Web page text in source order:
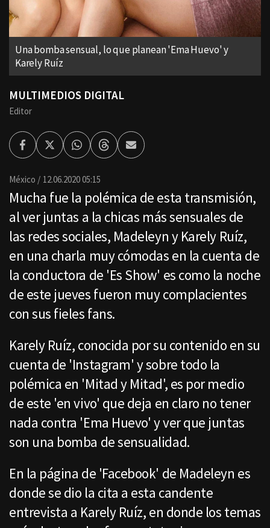
Una bomba sensual, lo que planean 'Ema Huevo' y
Karely Ruíz
MULTIMEDIOS DIGITAL
Editor
FacebookTwitterWhatsappThreadsEnviar
por
México 12.06.2020 05:15
Mucha fue la polémica de esta transmisión,
al ver juntas a la chicas más sensuales de
las redes sociales, Madeleyn y Karely Ruíz,
en una charla muy cómodas en la cuenta de
la conductora de 'Es Show' es como la noche
de este jueves fueron muy complacientes
con sus fieles fans.
Karely Ruíz, conocida por su contenido en su
cuenta de 'Instagram' y sobre todo la
polémica en 'Mitad y Mitad', es por medio
de este 'en vivo' que deja en claro no tener
nada contra 'Ema Huevo' y ver que juntas
son una bomba de sensualidad.
En la página de 'Facebook' de Madeleyn es
donde se dio la cita a esta candente
entrevista a Karely Ruíz, en donde los temas